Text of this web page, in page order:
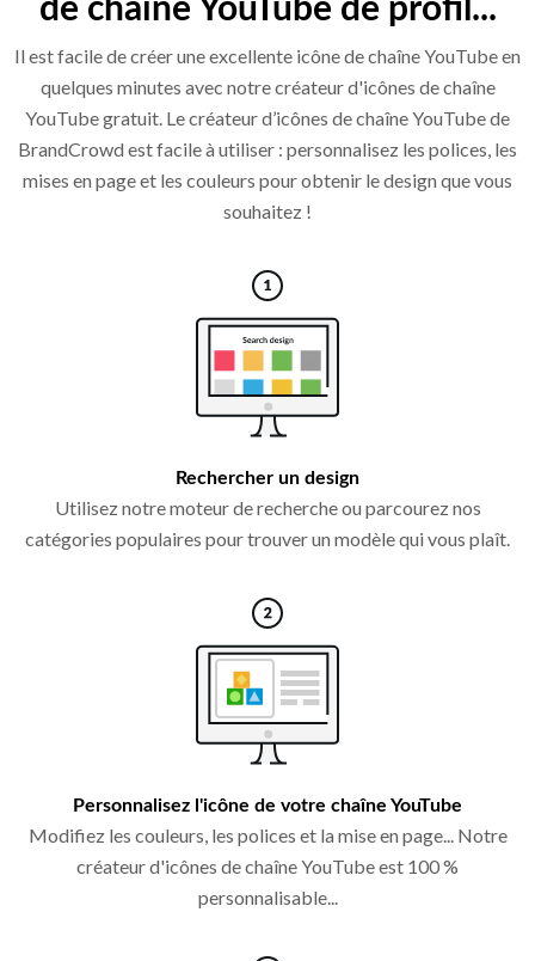
de chaîne YouTube de profil...
Il est facile de créer une excellente icône de chaîne YouTube en
quelques minutes avec notre créateur d'icônes de chaîne
YouTube gratuit. Le créateur d’icônes de chaîne YouTube de
BrandCrowd est facile à utiliser : personnalisez les polices, les
mises en page et les couleurs pour obtenir le design que vous
souhaitez !
Rechercher un design
Utilisez notre moteur de recherche ou parcourez nos
catégories populaires pour trouver un modèle qui vous plaît.
Personnalisez l'icône de votre chaîne YouTube
Modifiez les couleurs, les polices et la mise en page... Notre
créateur d'icônes de chaîne YouTube est 100 %
personnalisable...